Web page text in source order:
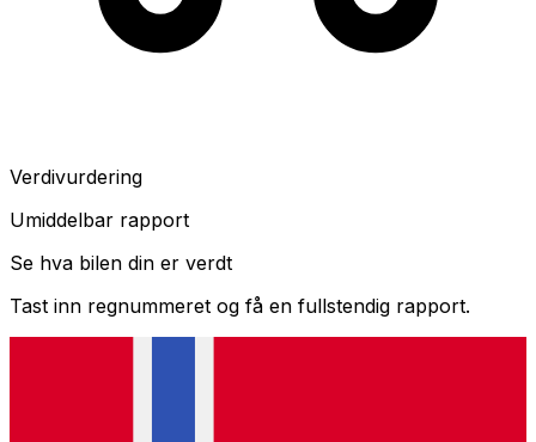
Verdivurdering
Umiddelbar rapport
Se hva bilen din er verdt
Tast inn regnummeret og få en fullstendig rapport.